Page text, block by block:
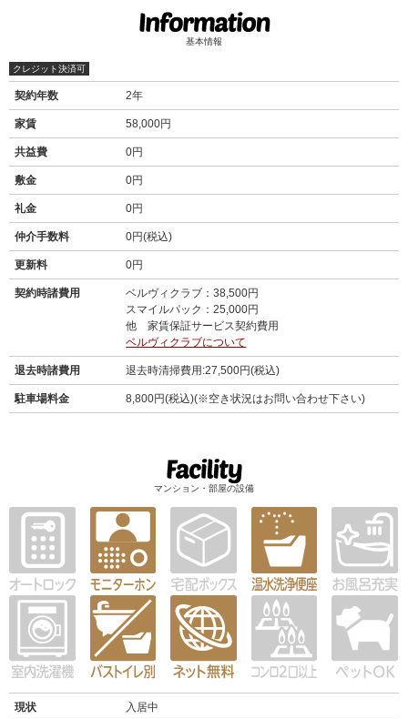
基本情報
クレジット決済可
契約年数 2年
家賃 58,000円
共益費 0円
敷金 0円
礼金 0円
仲介手数料 0円(税込)
更新料 0円
契約時諸費用
ベルヴィクラブ：38,500円
スマイルパック：25,000円
他 家賃保証サービス契約費用
ベルヴィクラブについて
退去時諸費用 退去時清掃費用:27,500円(税込)
駐車場料金 8,800円(税込)(※空き状況はお問い合わせ下さい)
マンション・部屋の設備
現状 入居中